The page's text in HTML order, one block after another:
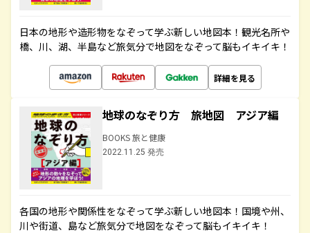
日本の地形や造形物をなぞって学ぶ新しい地図本！観光名所や
橋、川、湖、半島など旅気分で地図をなぞって脳もイキイキ！
詳細を見る
地球のなぞり方 旅地図 アジア編
BOOKS 旅と健康
2022.11.25 発売
各国の地形や関係性をなぞって学ぶ新しい地図本！国境や州、
川や街道、島など旅気分で地図をなぞって脳もイキイキ！